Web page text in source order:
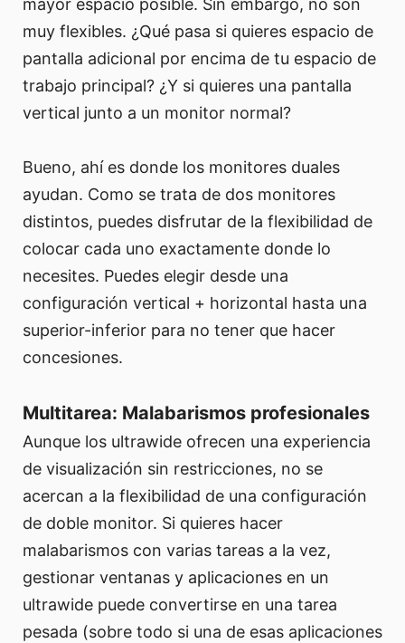
mayor espacio posible. Sin embargo, no son
muy flexibles. ¿Qué pasa si quieres espacio de
pantalla adicional por encima de tu espacio de
trabajo principal? ¿Y si quieres una pantalla
vertical junto a un monitor normal?
Bueno, ahí es donde los monitores duales
ayudan. Como se trata de dos monitores
distintos, puedes disfrutar de la flexibilidad de
colocar cada uno exactamente donde lo
necesites. Puedes elegir desde una
configuración vertical + horizontal hasta una
superior-inferior para no tener que hacer
concesiones.
Multitarea: Malabarismos profesionales
Aunque los ultrawide ofrecen una experiencia
de visualización sin restricciones, no se
acercan a la flexibilidad de una configuración
de doble monitor. Si quieres hacer
malabarismos con varias tareas a la vez,
gestionar ventanas y aplicaciones en un
ultrawide puede convertirse en una tarea
pesada (sobre todo si una de esas aplicaciones